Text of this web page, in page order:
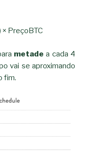
× PreçoBTC
metadea cada 4
vai se aproximando
fim.